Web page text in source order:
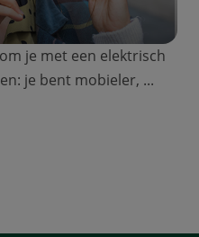
je met een elektrisch
je bent mobieler, ...